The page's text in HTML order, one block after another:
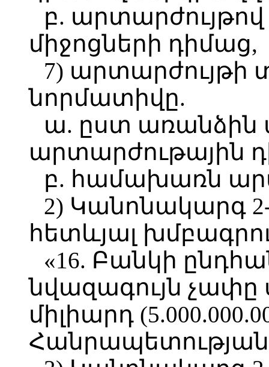
բ.
միջոցների դիմաց,
7) արտարժույթի
նորմատիվը.
ա. ըստ առանձին
արտարժութային
բ. համախառն
2) Կանոնակարգ
հետևյալ
«16. Բանկի
նվազագույն չափը
միլիարդ
Հանրապետության